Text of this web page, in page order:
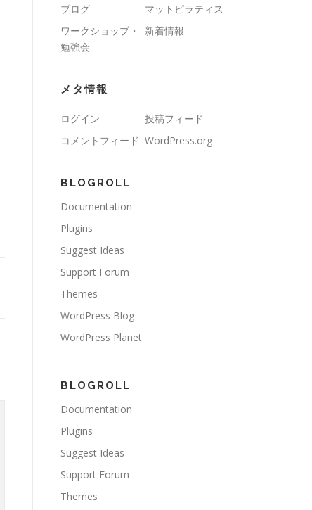
ブログ
マットピラティス
ワークショップ・
勉強会
新着情報
メタ情報
ログイン
投稿フィード
コメントフィード WordPress.org
BLOGROLL
Documentation
Plugins
Suggest Ideas
Support Forum
Themes
WordPress Blog
WordPress Planet
BLOGROLL
Documentation
Plugins
Suggest Ideas
Support Forum
Themes